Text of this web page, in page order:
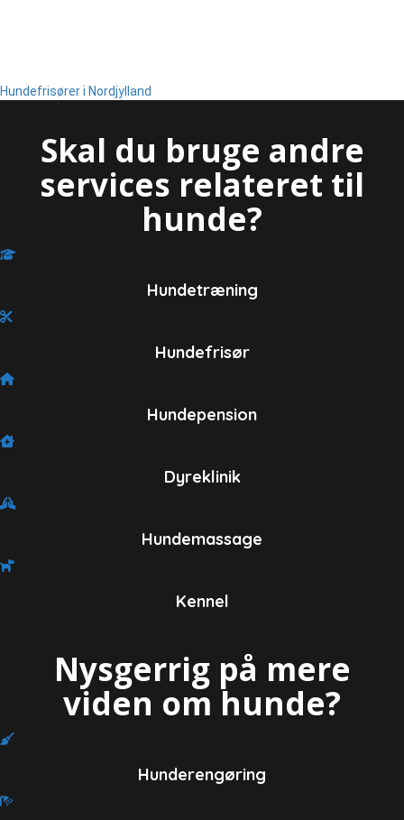
Hundefrisører i Nordjylland
Skal du bruge andre
services relateret til
hunde?
Hundetræning
Hundefrisør
Hundepension
Dyreklinik
Hundemassage
Kennel
Nysgerrig på mere
viden om hunde?
Hunderengøring